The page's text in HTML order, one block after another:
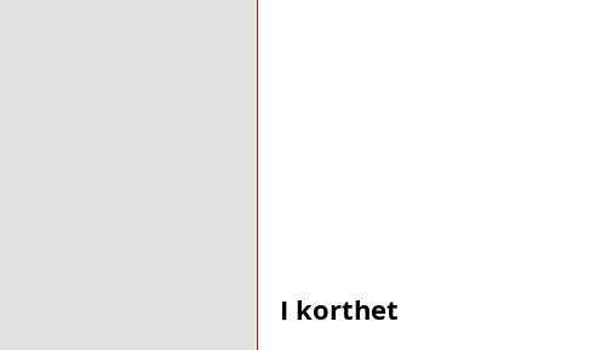
I korthet